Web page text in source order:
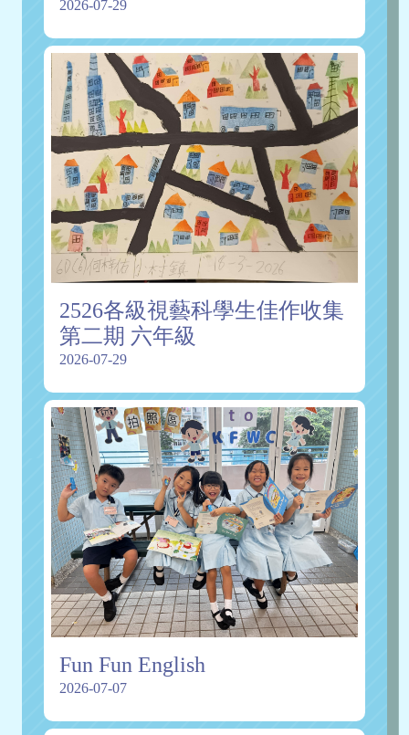
2026-07-29
2526各級視藝科學生佳作收集
第二期 六年級
2026-07-29
Fun Fun English
2026-07-07